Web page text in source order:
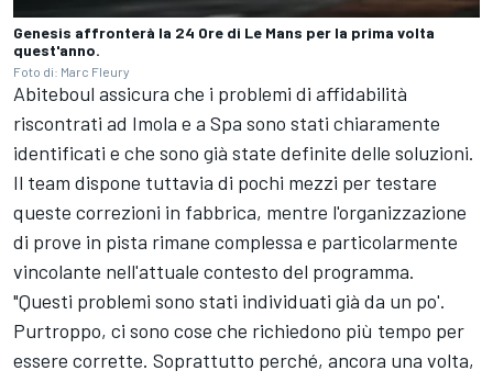
Genesis affronterà la 24 Ore di Le Mans per la prima volta
quest'anno.
Foto di: Marc Fleury
Abiteboul assicura che i problemi di affidabilità
riscontrati ad Imola e a Spa sono stati chiaramente
identificati e che sono già state definite delle soluzioni.
Il team dispone tuttavia di pochi mezzi per testare
queste correzioni in fabbrica, mentre l'organizzazione
di prove in pista rimane complessa e particolarmente
vincolante nell'attuale contesto del programma.
"Questi problemi sono stati individuati già da un po'.
Purtroppo, ci sono cose che richiedono più tempo per
essere corrette. Soprattutto perché, ancora una volta,